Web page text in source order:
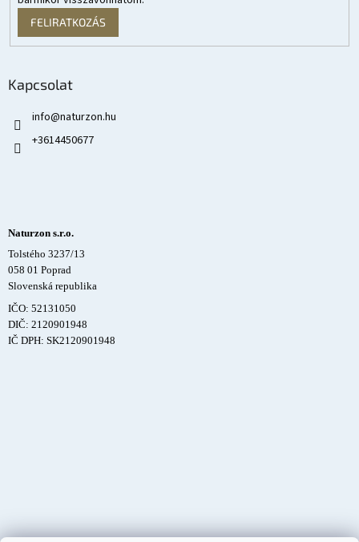
FELIRATKOZÁS
Kapcsolat
info@naturzon.hu
+3614450677
Naturzon s.r.o.
Tolstého 3237/13
058 01 Poprad
Slovenská republika
IČO: 52131050
DIČ: 2120901948
IČ DPH: SK2120901948